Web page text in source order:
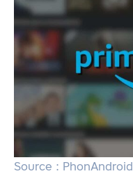
Source : PhonAndroid